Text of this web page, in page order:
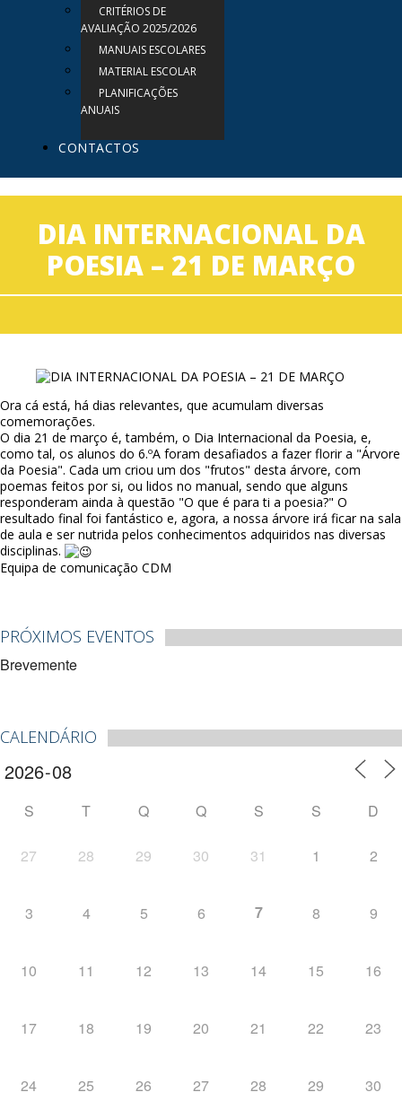
CRITÉRIOS DE
AVALIAÇÃO 2025/2026
MANUAIS ESCOLARES
MATERIAL ESCOLAR
PLANIFICAÇÕES
ANUAIS
CONTACTOS
DIA INTERNACIONAL DA
POESIA – 21 DE MARÇO
Ora cá está, há dias relevantes, que acumulam diversas
comemorações.
O dia 21 de março é, também, o Dia Internacional da Poesia, e,
como tal, os alunos do 6.ºA foram desafiados a fazer florir a "Árvore
da Poesia". Cada um criou um dos "frutos" desta árvore, com
poemas feitos por si, ou lidos no manual, sendo que alguns
responderam ainda à questão "O que é para ti a poesia?" O
resultado final foi fantástico e, agora, a nossa árvore irá ficar na sala
de aula e ser nutrida pelos conhecimentos adquiridos nas diversas
disciplinas.
Equipa de comunicação CDM
PRÓXIMOS EVENTOS
Brevemente
CALENDÁRIO
S T Q Q S S D
27 28 29 30 31 1 2
3 4 5 6 7 8 9
10 11 12 13 14 15 16
17 18 19 20 21 22 23
24 25 26 27 28 29 30